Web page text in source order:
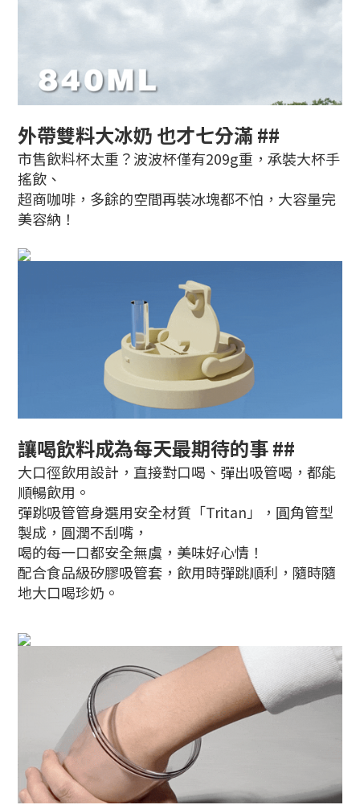
外帶雙料大冰奶 也才七分滿 ##
市售飲料杯太重？波波杯僅有209g重，承裝大杯手
搖飲、
超商咖啡，多餘的空間再裝冰塊都不怕，大容量完
美容納！
讓喝飲料成為每天最期待的事 ##
大口徑飲用設計，直接對口喝、彈出吸管喝，都能
順暢飲用。
彈跳吸管管身選用安全材質「Tritan」，圓角管型
製成，圓潤不刮嘴，
喝的每一口都安全無虞，美味好心情！
配合食品級矽膠吸管套，飲用時彈跳順利，隨時隨
地大口喝珍奶。